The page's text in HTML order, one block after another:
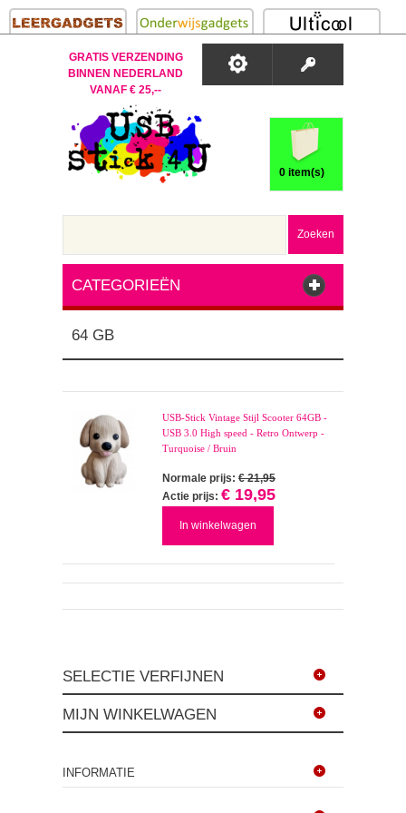
GRATIS VERZENDING
BINNEN NEDERLAND
VANAF € 25,--
0 item(s)
Zoeken
CATEGORIEËN
64 GB
USB-Stick Vintage Stijl Scooter 64GB -
USB 3.0 High speed - Retro Ontwerp -
Turquoise / Bruin
Normale prijs: € 21,95
Actie prijs: € 19,95
In winkelwagen
SELECTIE VERFIJNEN
MIJN WINKELWAGEN
INFORMATIE